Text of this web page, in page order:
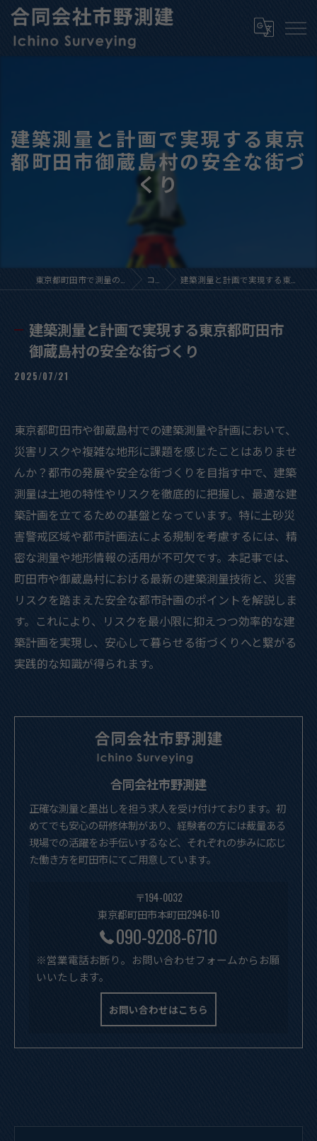
建築測量と計画で実現する東京
都町田市御蔵島村の安全な街づ
くり
コラム 建築測量と計画で実現する東京都町田市御蔵島村の安全な街づくり
建築測量と計画で実現する東京都町田市
御蔵島村の安全な街づくり
2025/07/21
東京都町田市や御蔵島村での建築測量や計画において、
災害リスクや複雑な地形に課題を感じたことはありませ
んか？都市の発展や安全な街づくりを目指す中で、建築
測量は土地の特性やリスクを徹底的に把握し、最適な建
築計画を立てるための基盤となっています。特に土砂災
害警戒区域や都市計画法による規制を考慮するには、精
密な測量や地形情報の活用が不可欠です。本記事では、
町田市や御蔵島村における最新の建築測量技術と、災害
リスクを踏まえた安全な都市計画のポイントを解説しま
す。これにより、リスクを最小限に抑えつつ効率的な建
築計画を実現し、安心して暮らせる街づくりへと繋がる
実践的な知識が得られます。
合同会社市野測建
正確な測量と墨出しを担う求人を受け付けております。初
めてでも安心の研修体制があり、経験者の方には裁量ある
現場での活躍をお手伝いするなど、それぞれの歩みに応じ
た働き方を町田市にてご用意しています。
〒194-0032
東京都町田市本町田2946-10
090-9208-6710
※営業電話お断り。お問い合わせフォームからお願
いいたします。
お問い合わせはこちら